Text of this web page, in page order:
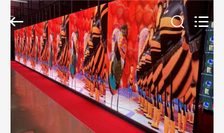
집
품
2018
2025
Shenzhen
Weigu
Electronic
Technology
Rights
Reserved.